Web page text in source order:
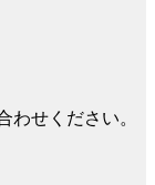
わせください。